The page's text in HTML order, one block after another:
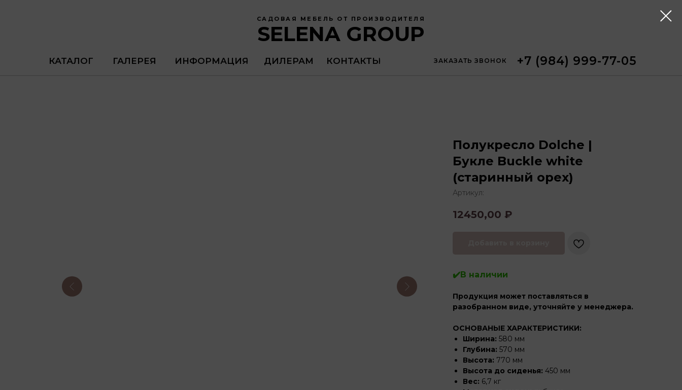
САДОВАЯ МЕБЕЛЬ ОТ ПРОИЗВОДИТЕЛЯ
SELENA GROUP
КАТАЛОГ ГАЛЕРЕЯ ИНФОРМАЦИЯ ДИЛЕРАМ КОНТАКТЫ ЗАКАЗАТЬ ЗВОНОК +7 (984) 999-77-05
Полукресло Dolche |
Букле Buckle white
(старинный орех)
Артикул:
12450,00 ₽
✔️В наличии
Продукция может поставляться в
разобранном виде, уточняйте у менеджера.
ОСНОВАНЫЕ ХАРАКТЕРИСТИКИ:
Ширина: 580 мм
Глубина: 570 мм
Высота: 770 мм
Высота до сиденья: 450 мм
Вес: 6,7 кг